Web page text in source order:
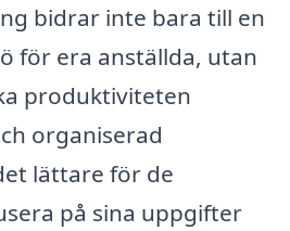
bidrar inte bara till en
för era anställda, utan
produktiviteten
organiserad
lättare för de
på sina uppgifter